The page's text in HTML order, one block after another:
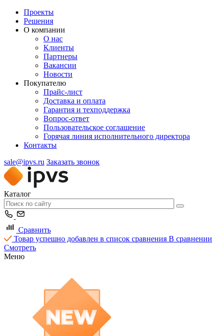
Проекты
Решения
О компании
О нас
Клиенты
Партнеры
Вакансии
Новости
Покупателю
Прайс-лист
Доставка и оплата
Гарантия и техподдержка
Вопрос-ответ
Пользовательское соглашение
Горячая линия исполнительного директора
Контакты
sale@ipvs.ru Заказать звонок
Каталог
Сравнить
Товар успешно добавлен в список сравнения В сравнении
Смотреть
Меню